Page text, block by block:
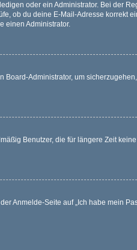
oder ein Administrator. Bei der
ob du deine E-Mail-Adresse korrekt
einen Administrator.
Board-Administrator, um
Benutzer, die für längere Zeit
Anmelde-Seite auf „Ich habe mein